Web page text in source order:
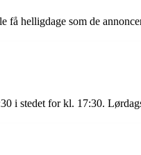
helligdage som de
i stedet for kl. 17:30.